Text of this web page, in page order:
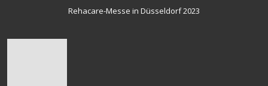
Rehacare-Messe in Düsseldorf 2023